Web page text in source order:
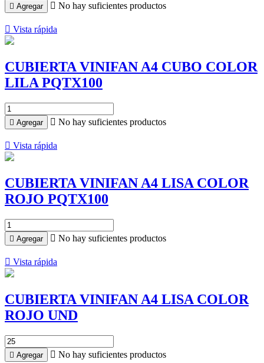
 Agregar  No hay suficientes productos
 Vista rápida
CUBIERTA VINIFAN A4 CUBO COLOR
LILA PQTX100
 Agregar  No hay suficientes productos
 Vista rápida
CUBIERTA VINIFAN A4 LISA COLOR
ROJO PQTX100
 Agregar  No hay suficientes productos
 Vista rápida
CUBIERTA VINIFAN A4 LISA COLOR
ROJO UND
 Agregar  No hay suficientes productos